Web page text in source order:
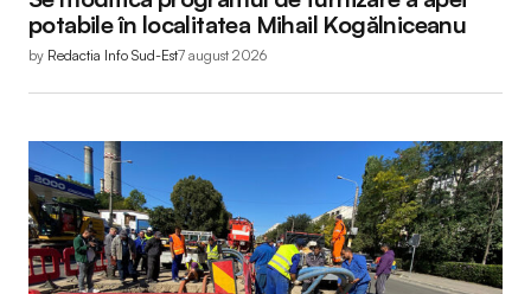
potabile în localitatea Mihail Kogălniceanu
by Redactia Info Sud-Est7 august 2026